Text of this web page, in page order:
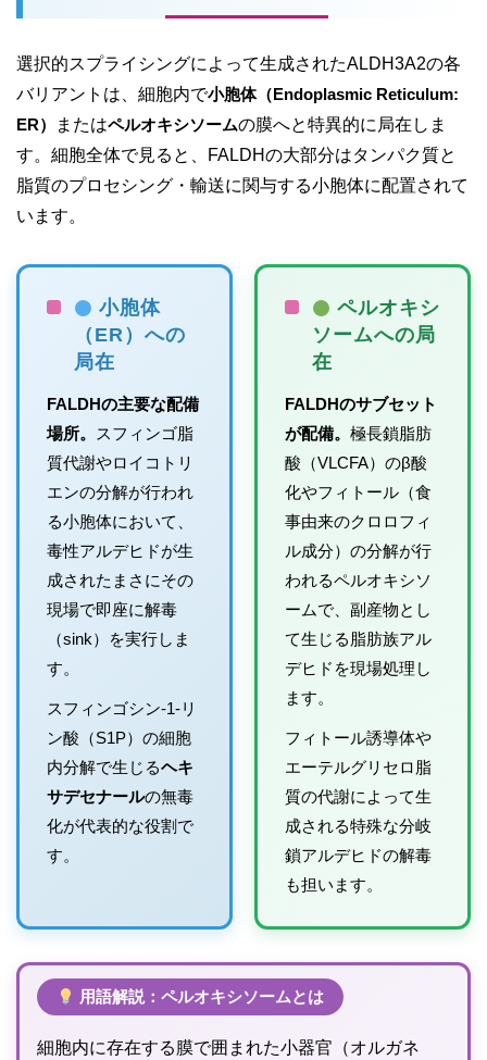
選択的スプライシングによって生成されたALDH3A2の各
バリアントは、細胞内で小胞体（Endoplasmic Reticulum:
ER）
またはペルオキシソームの膜へと特異的に局在しま
す。細胞全体で見ると、FALDHの大部分はタンパク質と
脂質のプロセシング・輸送に関与する小胞体に配置されて
います。
小胞体
（ER）への
局在
FALDHの主要な配備
場所。
スフィンゴ脂
質代謝やロイコトリ
エンの分解が行われ
る小胞体において、
毒性アルデヒドが生
成されたまさにその
現場で即座に解毒
（sink）を実行しま
す。
スフィンゴシン-1-リ
ン酸（S1P）の細胞
内分解で生じるヘキ
サデセナールの無毒
化が代表的な役割で
す。
ペルオキシ
ソームへの局
在
FALDHのサブセット
が配備。 極長鎖脂肪
酸（VLCFA）のβ酸
化やフィトール（食
事由来のクロロフィ
ル成分）の分解が行
われるペルオキシソ
ームで、副産物とし
て生じる脂肪族アル
デヒドを現場処理し
ます。
フィトール誘導体や
エーテルグリセロ脂
質の代謝によって生
成される特殊な分岐
鎖アルデヒドの解毒
も担います。
用語解説：ペルオキシソームとは
細胞内に存在する膜で囲まれた小器官（オルガネ